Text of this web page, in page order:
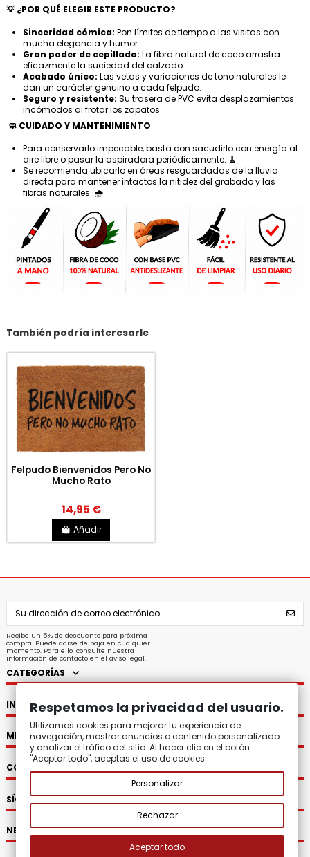
💡 ¿POR QUÉ ELEGIR ESTE PRODUCTO?
Sinceridad cómica: Pon límites de tiempo a las visitas con
mucha elegancia y humor.
Gran poder de cepillado: La fibra natural de coco arrastra
eficazmente la suciedad del calzado.
Acabado único: Las vetas y variaciones de tono naturales le
dan un carácter genuino a cada felpudo.
Seguro y resistente: Su trasera de PVC evita desplazamientos
incómodos al frotar los zapatos.
🧼 CUIDADO Y MANTENIMIENTO
Para conservarlo impecable, basta con sacudirlo con energía al
aire libre o pasar la aspiradora periódicamente. 🧹
Se recomienda ubicarlo en áreas resguardadas de la lluvia
directa para mantener intactos la nitidez del grabado y las
fibras naturales. 🌧️
También podría interesarle
Felpudo Bienvenidos Pero No
Mucho Rato
14,95 €
Añadir
Recibe un 5% de descuento para próxima
compra. Puede darse de baja en cualquier
momento. Para ello, consulte nuestra
información de contacto en el aviso legal.
CATEGORÍAS
INFORMACIÓN
MI CUENTA
CONTACTO
SÍGUENOS
NEWSLETTER
Respetamos la privacidad del usuario.
Utilizamos cookies para mejorar tu experiencia de
navegación, mostrar anuncios o contenido personalizado
y analizar el tráfico del sitio. Al hacer clic en el botón
"Aceptar todo", aceptas el uso de cookies.
Personalizar
Rechazar
Aceptar todo